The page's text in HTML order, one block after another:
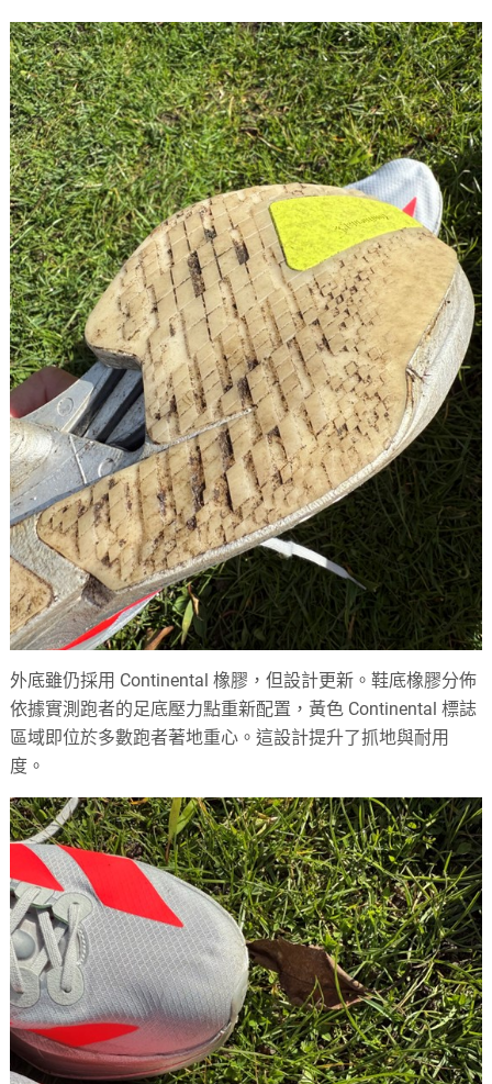
外底雖仍採用 Continental 橡膠，但設計更新。鞋底橡膠分佈
依據實測跑者的足底壓力點重新配置，黃色 Continental 標誌
區域即位於多數跑者著地重心。這設計提升了抓地與耐用
度。